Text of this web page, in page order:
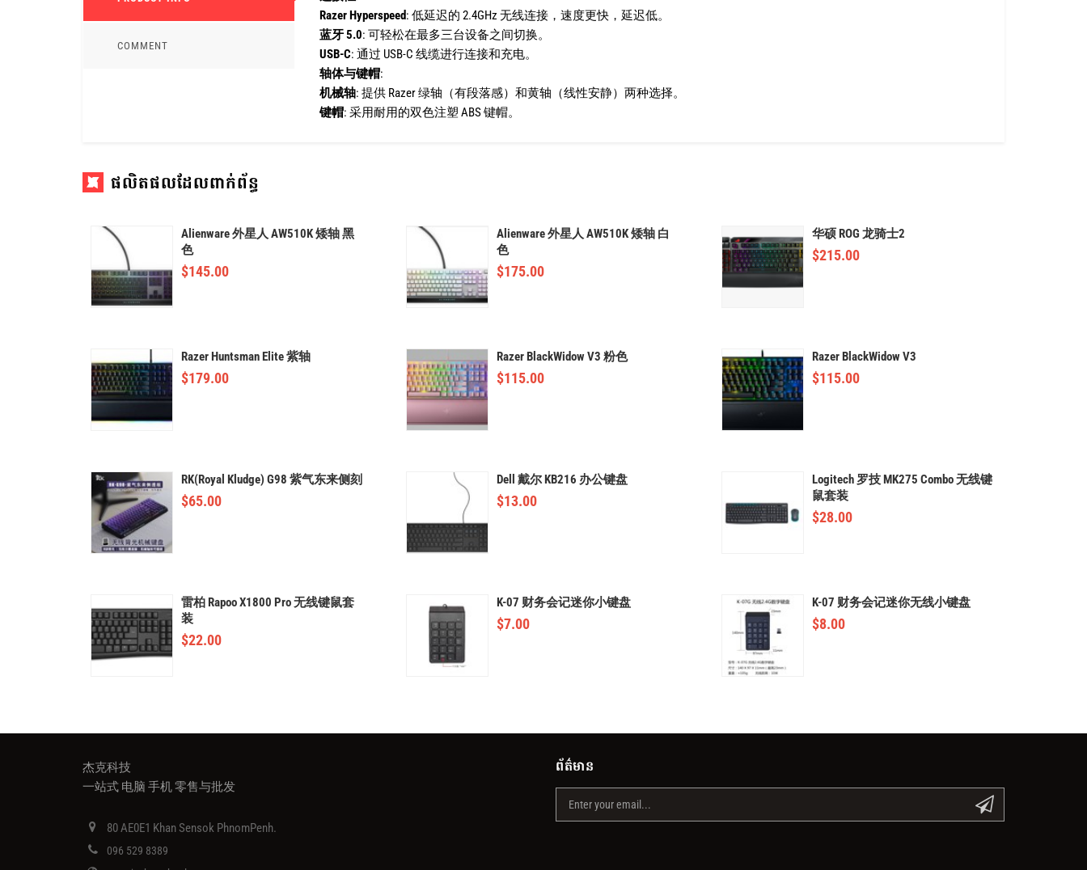
COMMENT
Razer Hyperspeed: 低延迟的 2.4GHz 无线连接，速度更快，延迟低。
蓝牙 5.0: 可轻松在最多三台设备之间切换。
USB-C: 通过 USB-C 线缆进行连接和充电。
轴体与键帽:
机械轴: 提供 Razer 绿轴（有段落感）和黄轴（线性安静）两种选择。
键帽: 采用耐用的双色注塑 ABS 键帽。
ផលិតផលដែលពាក់ព័ន្ធ
Alienware 外星人 AW510K 矮轴 黑
色
$145.00
Alienware 外星人 AW510K 矮轴 白
色
$175.00
华硕 ROG 龙骑士2
$215.00
Razer Huntsman Elite 紫轴
$179.00
Razer BlackWidow V3 粉色
$115.00
Razer BlackWidow V3
$115.00
RK(Royal Kludge) G98 紫气东来侧刻
$65.00
Dell 戴尔 KB216 办公键盘
$13.00
Logitech 罗技 MK275 Combo 无线键
鼠套装
$28.00
雷柏 Rapoo X1800 Pro 无线键鼠套
装
$22.00
K-07 财务会记迷你小键盘
$7.00
K-07 财务会记迷你无线小键盘
$8.00
杰克科技
一站式 电脑 手机 零售与批发
80 AE0E1 Khan Sensok PhnomPenh.
096 529 8389
ព័ត៌មាន